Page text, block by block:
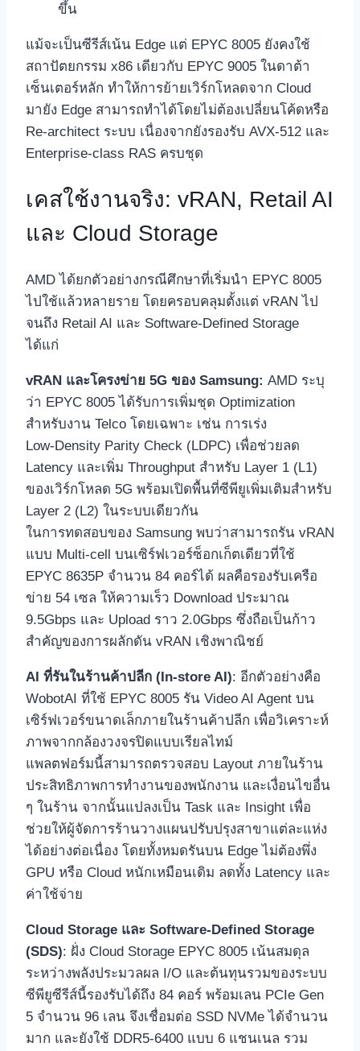
ขึ้น
แม้จะเป็นซีรีส์เน้น Edge แต่ EPYC 8005 ยังคงใช้
สถาปัตยกรรม x86 เดียวกับ EPYC 9005 ในดาต้า
เซ็นเตอร์หลัก ทำให้การย้ายเวิร์กโหลดจาก Cloud
มายัง Edge สามารถทำได้โดยไม่ต้องเปลี่ยนโค้ดหรือ
Re‑architect ระบบ เนื่องจากยังรองรับ AVX‑512 และ
Enterprise‑class RAS ครบชุด
เคสใช้งานจริง: vRAN, Retail AI
และ Cloud Storage
AMD ได้ยกตัวอย่างกรณีศึกษาที่เริ่มนำ EPYC 8005
ไปใช้แล้วหลายราย โดยครอบคลุมตั้งแต่ vRAN ไป
จนถึง Retail AI และ Software‑Defined Storage
ได้แก่
vRAN และโครงข่าย 5G ของ Samsung: AMD ระบุ
ว่า EPYC 8005 ได้รับการเพิ่มชุด Optimization
สำหรับงาน Telco โดยเฉพาะ เช่น การเร่ง
Low‑Density Parity Check (LDPC) เพื่อช่วยลด
Latency และเพิ่ม Throughput สำหรับ Layer 1 (L1)
ของเวิร์กโหลด 5G พร้อมเปิดพื้นที่ซีพียูเพิ่มเติมสำหรับ
Layer 2 (L2) ในระบบเดียวกัน
ในการทดสอบของ Samsung พบว่าสามารถรัน vRAN
แบบ Multi‑cell บนเซิร์ฟเวอร์ซ็อกเก็ตเดียวที่ใช้
EPYC 8635P จำนวน 84 คอร์ได้ ผลคือรองรับเครือ
ข่าย 54 เซล ให้ความเร็ว Download ประมาณ
9.5Gbps และ Upload ราว 2.0Gbps ซึ่งถือเป็นก้าว
สำคัญของการผลักดัน vRAN เชิงพาณิชย์
AI ที่รันในร้านค้าปลีก (In‑store AI): อีกตัวอย่างคือ
WobotAI ที่ใช้ EPYC 8005 รัน Video AI Agent บน
เซิร์ฟเวอร์ขนาดเล็กภายในร้านค้าปลีก เพื่อวิเคราะห์
ภาพจากกล้องวงจรปิดแบบเรียลไทม์
แพลตฟอร์มนี้สามารถตรวจสอบ Layout ภายในร้าน
ประสิทธิภาพการทำงานของพนักงาน และเงื่อนไขอื่น
ๆ ในร้าน จากนั้นแปลงเป็น Task และ Insight เพื่อ
ช่วยให้ผู้จัดการร้านวางแผนปรับปรุงสาขาแต่ละแห่ง
ได้อย่างต่อเนื่อง โดยทั้งหมดรันบน Edge ไม่ต้องพึ่ง
GPU หรือ Cloud หนักเหมือนเดิม ลดทั้ง Latency และ
ค่าใช้จ่าย
Cloud Storage และ Software‑Defined Storage
(SDS): ฝั่ง Cloud Storage EPYC 8005 เน้นสมดุล
ระหว่างพลังประมวลผล I/O และต้นทุนรวมของระบบ
ซีพียูซีรีส์นี้รองรับได้ถึง 84 คอร์ พร้อมเลน PCIe Gen
5 จำนวน 96 เลน จึงเชื่อมต่อ SSD NVMe ได้จำนวน
มาก และยังใช้ DDR5‑6400 แบบ 6 แชนเนล รวม